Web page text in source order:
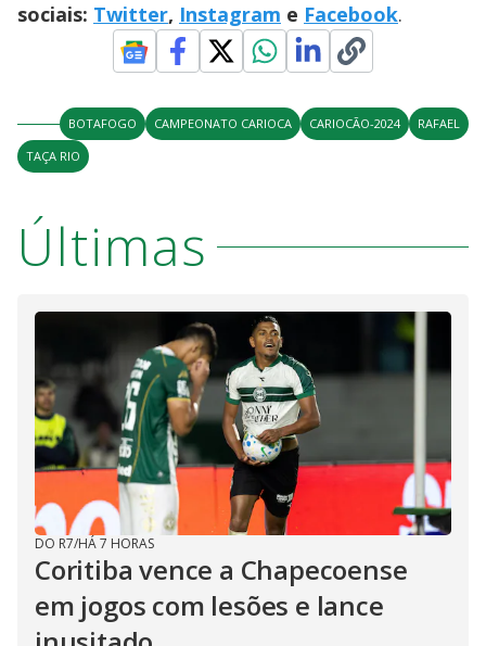
sociais: Twitter, Instagram e Facebook.
BOTAFOGO CAMPEONATO CARIOCA CARIOCÃO-2024
RAFAEL
TAÇA RIO
Últimas
DO R7/HÁ 7 HORAS
Coritiba vence a Chapecoense
em jogos com lesões e lance